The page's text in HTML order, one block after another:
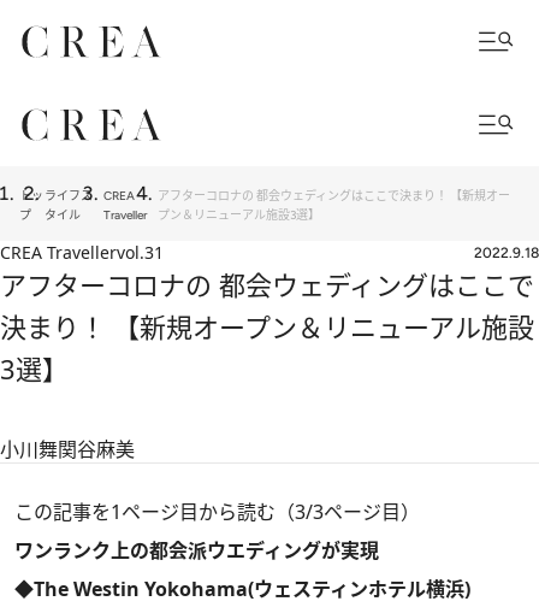
トッ
プ
ライフス
タイル
CREA
Traveller
アフターコロナの 都会ウェディングはここで決まり！ 【新規オー
プン＆リニューアル施設3選】
CREA Travellervol.31 2022.9.18
アフターコロナの 都会ウェディングはここで
決まり！ 【新規オープン＆リニューアル施設
3選】
小川舞関谷麻美
この記事を1ページ目から読む（3/3ページ目）
ワンランク上の都会派ウエディングが実現
◆The Westin Yokohama(ウェスティンホテル横浜)